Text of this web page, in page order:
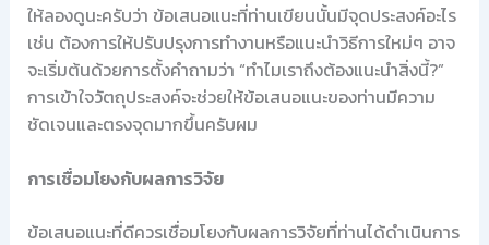
ให้ลองดูนะครับว่า ข้อเสนอแนะที่ท่านเขียนนั้นมีจุดประสงค์อะไร
เช่น ต้องการให้ปรับปรุงการทำงานหรือแนะนำวิธีการใหม่ๆ อาจ
จะเริ่มต้นด้วยการตั้งคำถามว่า “ทำไมเราถึงต้องแนะนำสิ่งนี้?”
การเข้าใจวัตถุประสงค์จะช่วยให้ข้อเสนอแนะของท่านมีความ
ชัดเจนและตรงจุดมากขึ้นครับผม
การเชื่อมโยงกับผลการวิจัย
ข้อเสนอแนะที่ดีควรเชื่อมโยงกับผลการวิจัยที่ท่านได้ดำเนินการ